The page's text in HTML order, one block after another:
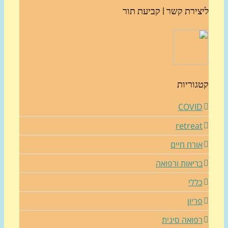
קשר | קביעת תור
חיים
ורפואה
סינית